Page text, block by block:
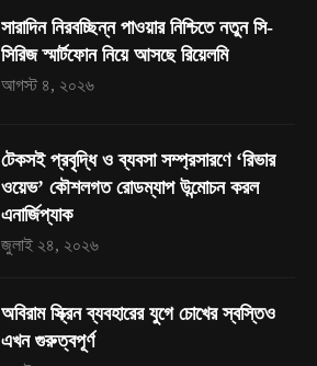
সারাদিন নিরবচ্ছিন্ন পাওয়ার নিশ্চিতে নতুন সি-
সিরিজ স্মার্টফোন নিয়ে আসছে রিয়েলমি
আগস্ট ৪, ২০২৬
টেকসই প্রবৃদ্ধি ও ব্যবসা সম্প্রসারণে ‘রিভার
ওয়েভ’ কৌশলগত রোডম্যাপ উন্মোচন করল
এনার্জিপ্যাক
জুলাই ২৪, ২০২৬
অবিরাম স্ক্রিন ব্যবহারের যুগে চোখের স্বস্তিও
এখন গুরুত্বপূর্ণ